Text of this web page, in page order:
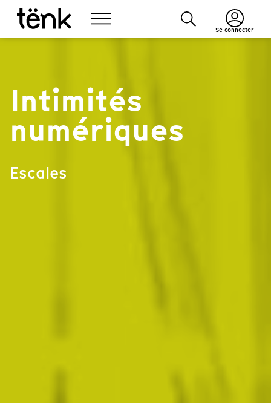
Se connecter
Intimités
numériques
Escales